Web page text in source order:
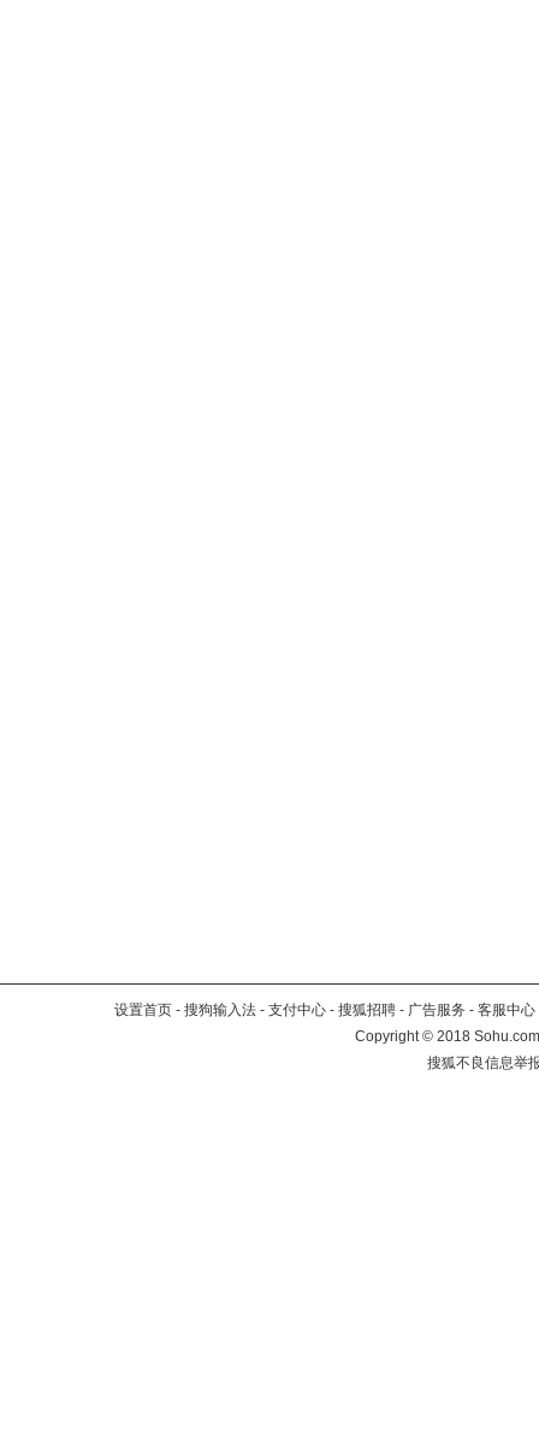
设置首页 - 搜狗输入法 - 支付中心 - 搜狐招聘 - 广告服务 - 客服中心
Copyright©2018
搜狐不良信息举